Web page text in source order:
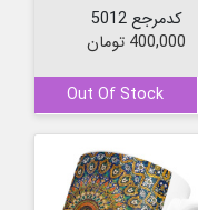
کدمرجع 5012
قیمت
400,000 تومان
Out Of Stock